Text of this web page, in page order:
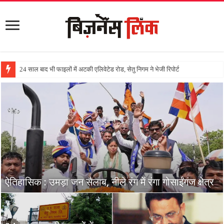
24 साल बाद भी फाइलों में अटकी एलिवेटेड रोड, सेतु निगम ने भेजी रिपोर्ट
मुख्तार अंसारी को मिली जमानत
ऐतिहासिक : उमड़ा जन सैलाब, नीले रंग में रंगा गोसाईंगंज क्षेत्र
क्षेत्र का विकास करना ही मेरा उद्देश्य : सूरज प्रधान